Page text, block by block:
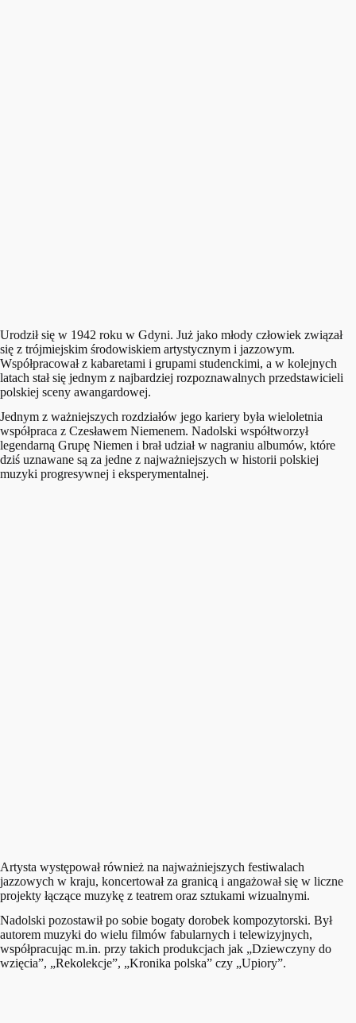
Urodził się w 1942 roku w Gdyni. Już jako młody człowiek związał
się z trójmiejskim środowiskiem artystycznym i jazzowym.
Współpracował z kabaretami i grupami studenckimi, a w kolejnych
latach stał się jednym z najbardziej rozpoznawalnych przedstawicieli
polskiej sceny awangardowej.
Jednym z ważniejszych rozdziałów jego kariery była wieloletnia
współpraca z Czesławem Niemenem. Nadolski współtworzył
legendarną Grupę Niemen i brał udział w nagraniu albumów, które
dziś uznawane są za jedne z najważniejszych w historii polskiej
muzyki progresywnej i eksperymentalnej.
Artysta występował również na najważniejszych festiwalach
jazzowych w kraju, koncertował za granicą i angażował się w liczne
projekty łączące muzykę z teatrem oraz sztukami wizualnymi.
Nadolski pozostawił po sobie bogaty dorobek kompozytorski. Był
autorem muzyki do wielu filmów fabularnych i telewizyjnych,
współpracując m.in. przy takich produkcjach jak „Dziewczyny do
wzięcia”, „Rekolekcje”, „Kronika polska” czy „Upiory”.